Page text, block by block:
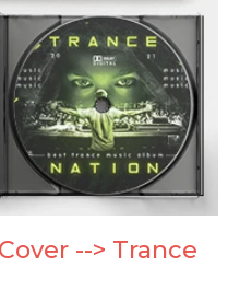
--> Trance